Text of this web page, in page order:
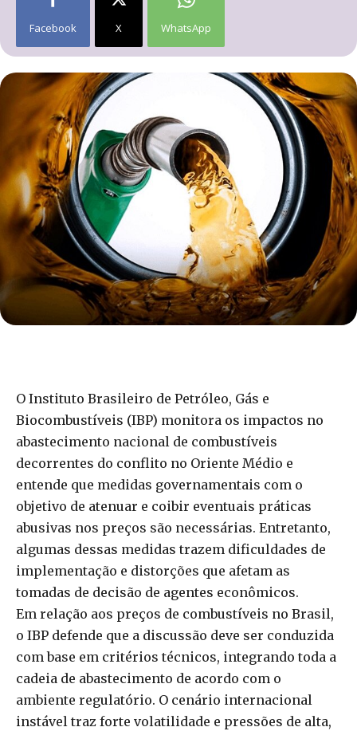
Facebook X WhatsApp
O Instituto Brasileiro de Petróleo, Gás e
Biocombustíveis (IBP) monitora os impactos no
abastecimento nacional de combustíveis
decorrentes do conflito no Oriente Médio e
entende que medidas governamentais com o
objetivo de atenuar e coibir eventuais práticas
abusivas nos preços são necessárias. Entretanto,
algumas dessas medidas trazem dificuldades de
implementação e distorções que afetam as
tomadas de decisão de agentes econômicos.
Em relação aos preços de combustíveis no Brasil,
o IBP defende que a discussão deve ser conduzida
com base em critérios técnicos, integrando toda a
cadeia de abastecimento de acordo com o
ambiente regulatório. O cenário internacional
instável traz forte volatilidade e pressões de alta,